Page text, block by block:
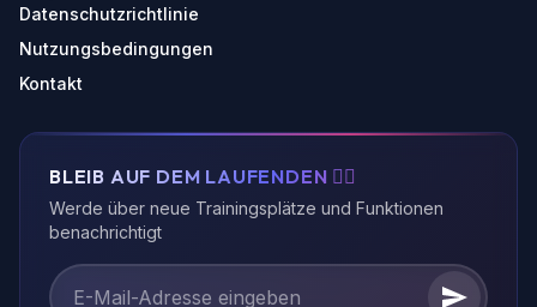
Datenschutzrichtlinie
Nutzungsbedingungen
Kontakt
BLEIB AUF DEM LAUFENDEN 🏃‍♂️
Werde über neue Trainingsplätze und Funktionen
benachrichtigt